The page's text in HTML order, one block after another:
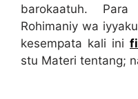
barokaatuh.
Rohimaniy wa
kesempata kali ini
stu Materi tentang;